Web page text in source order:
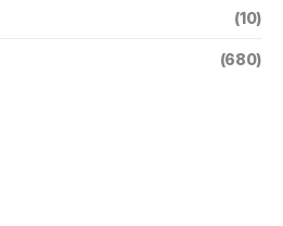
(10)
(680)